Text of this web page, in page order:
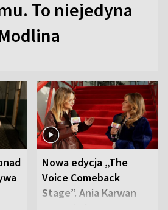
To niejedyna
Nowa edycja „The
Voice Comeback
Stage”. Ania Karwan